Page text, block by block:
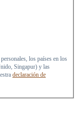
los países en los
Singapur) y las
declaración de